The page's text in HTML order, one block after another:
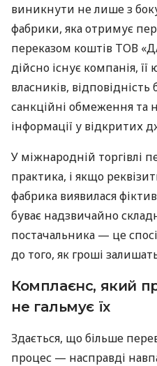
виникнути не лише з
фабрики, яка отримує
переказом коштів ТОВ
дійсно існує компанія,
власників, відповідність
санкційні обмеження та
інформації у відкритих
У міжнародній торгівлі
практика, і якщо
фабрика виявилася
буває надзвичайно
постачальника — це
до того, як гроші
Комплаєнс, який
не гальмує їх
Здається, що більше
процес — насправді